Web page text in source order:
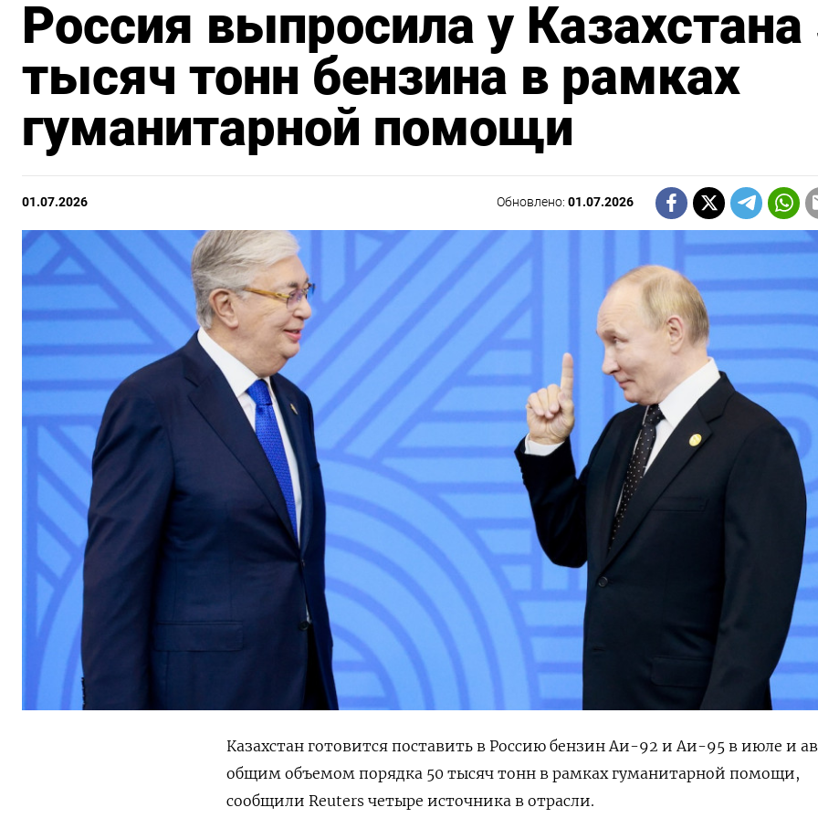
Россия выпросила у Казахстана
тысяч тонн бензина в рамках
гуманитарной помощи
01.07.2026 Обновлено:01.07.2026
Казахстан готовится поставить в Россию бензин Аи-92 и Аи-95 в июле и
общим объемом порядка 50 тысяч тонн в рамках гуманитарной помощи,
сообщили Reuters четыре источника в отрасли.